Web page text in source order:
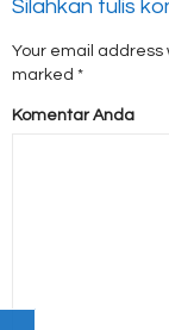
Silahkan tulis
Your email address
marked *
Komentar Anda